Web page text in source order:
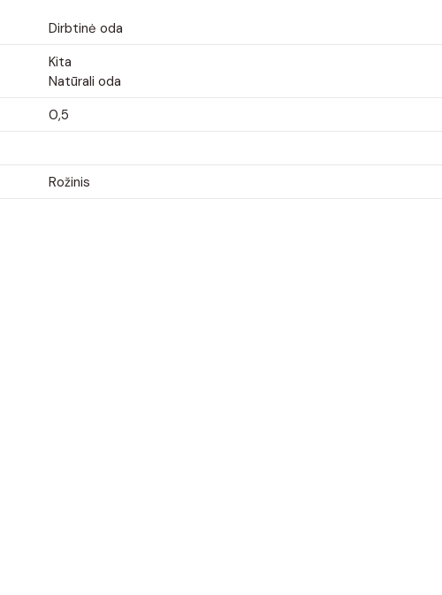
Dirbtinė oda
Kita
Natūrali oda
0,5
Rožinis